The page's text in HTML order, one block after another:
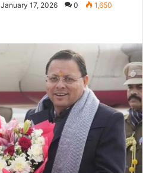
January 17, 2026 0 1,650